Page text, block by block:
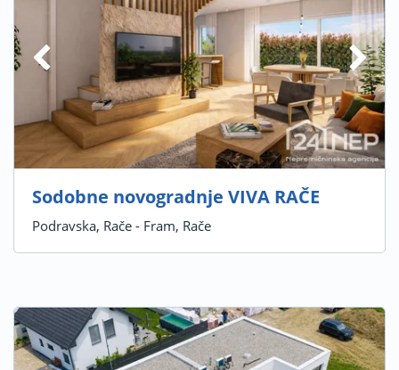
Sodobne novogradnje VIVA RAČE
Podravska, Rače - Fram, Rače